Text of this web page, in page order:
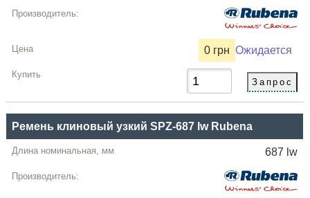
0 грн Ожидается
Ремень клиновый узкий SPZ-687 lw Rubena
687 lw